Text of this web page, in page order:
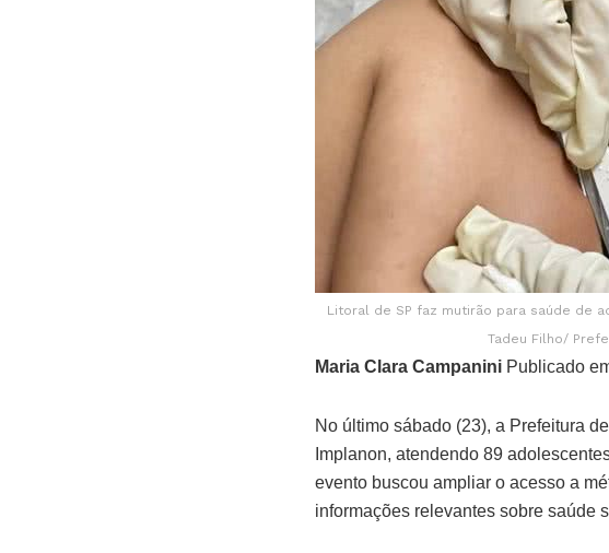
Litoral de SP faz mutirão para saúde de
Tadeu Filho/
Maria Clara Campanini Publicado
No último sábado (23), a Prefeitura
Implanon, atendendo 89
evento buscou ampliar o acesso a
informações relevantes sobre saúde